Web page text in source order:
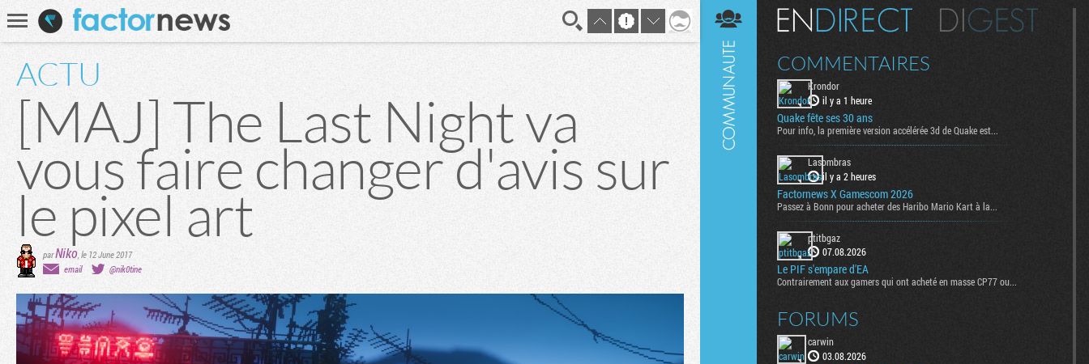
Recherche
ACTU
[MAJ] The Last Night va
vous faire changer d'avis sur
le pixel art
parNiko,le 12 June 2017
email
@nik0tine
En direct Digest
COMMENTAIRES
Krondor
il y a 1 heure
Quake fête ses 30 ans
Pour info, la première version accélérée 3d de Quake est...
Lasombras
il y a 2 heures
Factornews X Gamescom 2026
Passez à Bonn pour acheter des Haribo Mario Kart à la...
ptitbgaz
07.08.2026
Le PIF s'empare d'EA
Contrairement aux gamers qui ont acheté en masse CP77 ou...
FORUMS
carwin
03.08.2026